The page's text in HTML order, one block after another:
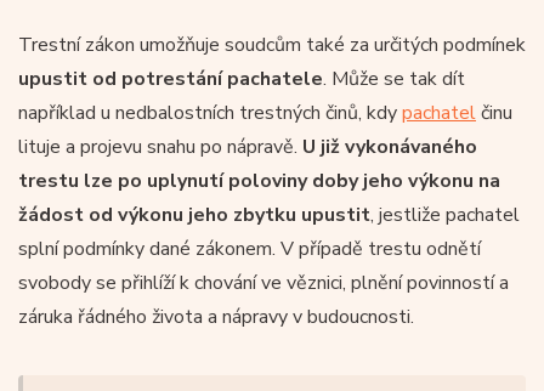
Trestní zákon umožňuje soudcům také za určitých podmínek
upustit od potrestání pachatele. Může se tak dít
například u nedbalostních trestných činů, kdypachatelčinu
lituje a projevu snahu po nápravě. U již vykonávaného
trestu lze po uplynutí poloviny doby jeho výkonu na
žádost od výkonu jeho zbytku upustit, jestliže pachatel
splní podmínky dané zákonem. V případě trestu odnětí
svobody se přihlíží k chování ve věznici, plnění povinností a
záruka řádného života a nápravy v budoucnosti.